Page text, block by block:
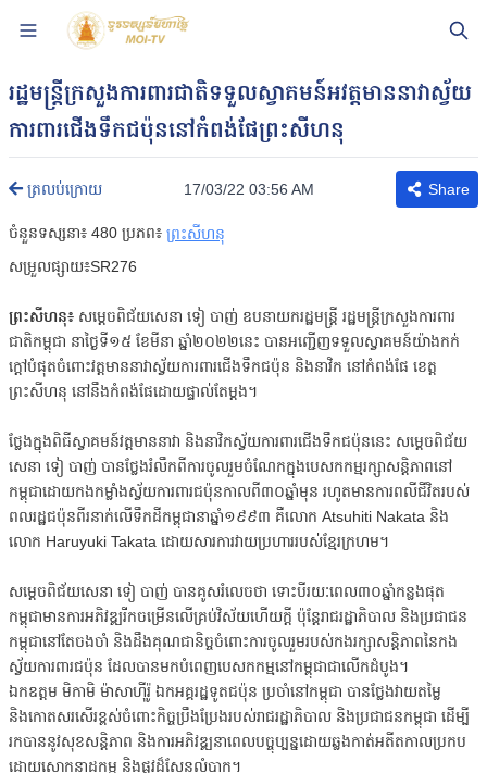
រដ្ឋមន្ត្រីក្រសួងការពារជាតិទទួលស្វាគមន៍អវត្តមាននាវាស្វ័យ
ការពារជើងទឹកជប៉ុននៅកំពង់ផែព្រះសីហនុ
ត្រលប់ក្រោយ 17/03/22 03:56 AM Share
ចំនួនទស្សនា៖ 480 ប្រភព៖ ព្រះសីហនុ
សម្រួលផ្សាយ៖SR276
ព្រះសីហនុ៖ សម្តេចពិជ័យសេនា ទៀ បាញ់ ឧបនាយករដ្ឋមន្រ្តី រដ្ឋមន្រ្តីក្រសួងការពារ
ជាតិកម្ពុជា នាថ្ងៃទី១៥ ខែមីនា ឆ្នាំ២០២២នេះ បានអញ្ជើញទទួលស្វាគមន៍យ៉ាងកក់
ក្តៅបំផុតចំពោះវត្តមាននាវាស្វ័យការពារជើងទឹកជប៉ុន និងនាវិក នៅកំពង់ផែ ខេត្ត
ព្រះសីហនុ នៅនឹងកំពង់ផែដោយផ្ទាល់តែម្តង។
ថ្លែងក្នុងពិធីស្វាគមន៍វត្តមាននាវា និងនាវិកស្វ័យការពារជើងទឹកជប៉ុននេះ សម្តេចពិជ័យ
សេនា ទៀ បាញ់ បានថ្លែងរំលឹកពីការចូលរួមចំណែកក្នុងបេសកកម្មរក្សាសន្តិភាពនៅ
កម្ពុជាដោយកងកម្លាំងស្វ័យការពារជប៉ុនកាលពី៣០ឆ្នាំមុន រហូតមានការពលីជីវិតរបស់
ពលរដ្ឋជប៉ុនពីរនាក់លើទឹកដីកម្ពុជានាឆ្នាំ១៩៩៣ គឺលោក Atsuhiti Nakata និង
លោក Haruyuki Takata ដោយសារការវាយប្រហាររបស់ខ្មែរក្រហម។
សម្តេចពិជ័យសេនា ទៀ បាញ់ បានគូសរំលេចថា ទោះបីរយៈពេល៣០ឆ្នាំកន្លងផុត
កម្ពុជាមានការអភិវឌ្ឍរីកចម្រើនលើគ្រប់វិស័យហើយក្តី ប៉ុន្តែរាជរដ្ឋាភិបាល និងប្រជាជន
កម្ពុជានៅតែចងចាំ និងដឹងគុណជានិច្ចចំពោះការចូលរួមរបស់កងរក្សាសន្តិភាពនៃកង
ស្វ័យការពារជប៉ុន ដែលបានមកបំពេញបេសកកម្មនៅកម្ពុជាជាលើកដំបូង។
ឯកឧត្តម មិកាមិ ម៉ាសាហ៉ីរ៉ូ ឯកអគ្គរដ្ឋទូតជប៉ុន ប្រចាំនៅកម្ពុជា បានថ្លែងវាយតម្លៃ
និងកោតសរសើរខ្ពស់ចំពោះកិច្ចប្រឹងប្រែងរបស់រាជរដ្ឋាភិបាល និងប្រជាជនកម្ពុជា ដើម្បី
រកបាននូវសុខសន្តិភាព និងការអភិវឌ្ឍនាពេលបច្ចុប្បន្នដោយឆ្លងកាត់អតីតកាលប្រកប
ដោយសោកនាដកម្ម និងផ្លូវដ៏សែនលំបាក។